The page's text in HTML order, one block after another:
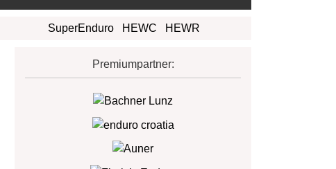
SuperEnduro HEWC HEWR
Premiumpartner: